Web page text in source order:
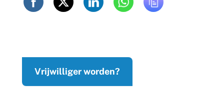
Vrijwilliger worden?